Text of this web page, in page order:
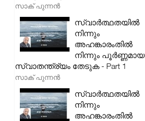
സാക് പുന്നൻ
സ്വാർത്ഥതയിൽ
നിന്നും
അഹങ്കാരംതിൽ
നിന്നും പൂർണ്ണമായ
സ്വാതന്ത്ര്യം തേടുക - Part 1
സാക് പുന്നൻ
സ്വാർത്ഥതയിൽ
നിന്നും
അഹങ്കാരംതിൽ